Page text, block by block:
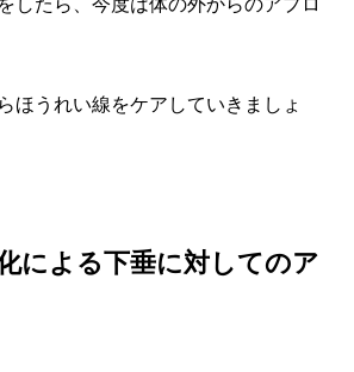
ほうれい線をケアしていきましょ
による下垂に対してのア